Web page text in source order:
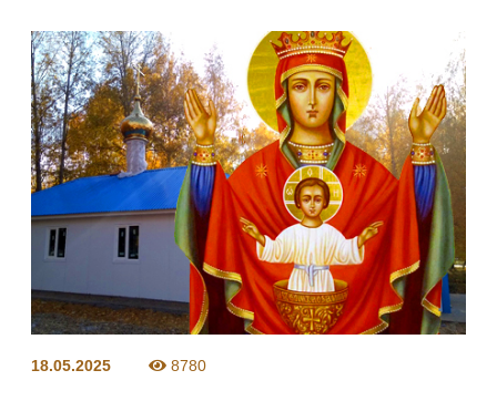
18.05.2025 8780